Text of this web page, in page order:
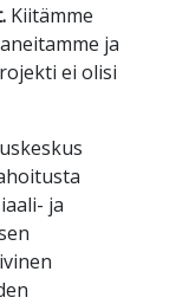
Kiitämme
ja
ei olisi
ja